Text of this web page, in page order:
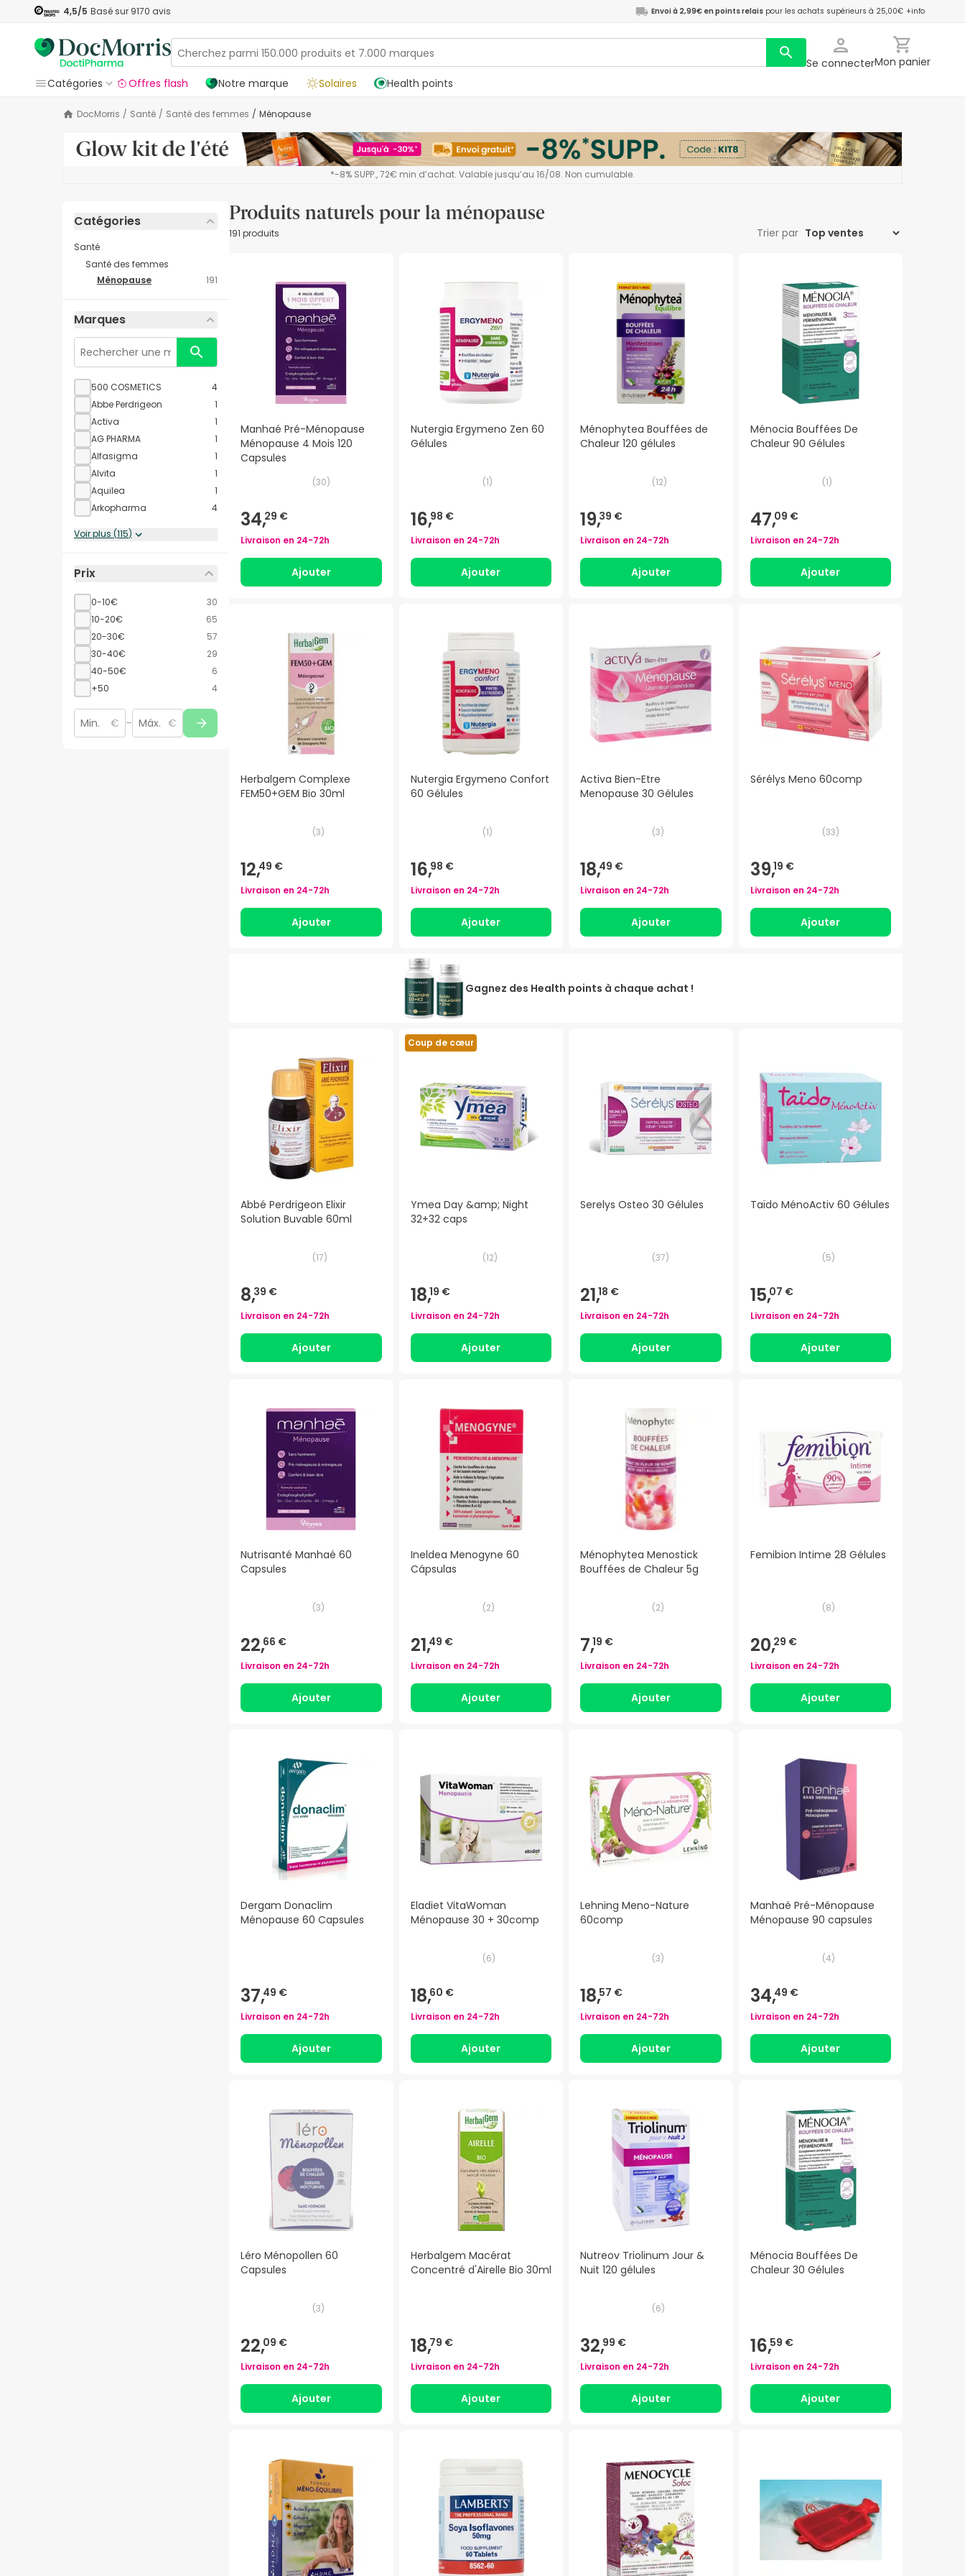
4,5/5 Basé sur 9170 avis Envoi à 2,99€ en points relais pour les achats supérieurs à 25,00€ +info
Se connecterMon panier
Catégories
Offres flash Notre marque Solaires Health points
DocMorris / Santé / Santé des femmes / Ménopause
*-8% SUPP., 72€ min d’achat. Valable jusqu’au 16/08. Non cumulable.
Catégories
Santé
Santé des femmes
Ménopause
191
Marques
500 COSMETICS
4
Abbe Perdrigeon
1
Activa
1
AG PHARMA
1
Alfasigma
1
Alvita
1
Aquilea
1
Arkopharma
4
Voir plus (115)
Prix
0-10€
30
10-20€
65
20-30€
57
30-40€
29
40-50€
6
+50
4
€ – €
Produits naturels pour la ménopause
191 produits Trier par
Manhaé Pré-Ménopause
Ménopause 4 Mois 120
Capsules
(30)
34,29 €
Livraison en 24-72h
Ajouter
Nutergia Ergymeno Zen 60
Gélules
(1)
16,98 €
Livraison en 24-72h
Ajouter
Ménophytea Bouffées de
Chaleur 120 gélules
(12)
19,39 €
Livraison en 24-72h
Ajouter
Ménocia Bouffées De
Chaleur 90 Gélules
(1)
47,09 €
Livraison en 24-72h
Ajouter
Herbalgem Complexe
FEM50+GEM Bio 30ml
(3)
12,49 €
Livraison en 24-72h
Ajouter
Nutergia Ergymeno Confort
60 Gélules
(1)
16,98 €
Livraison en 24-72h
Ajouter
Activa Bien-Etre
Menopause 30 Gélules
(3)
18,49 €
Livraison en 24-72h
Ajouter
Sérélys Meno 60comp
(33)
39,19 €
Livraison en 24-72h
Ajouter
Gagnez des Health points à chaque achat !
Abbé Perdrigeon Elixir
Solution Buvable 60ml
(17)
8,39 €
Livraison en 24-72h
Ajouter
Coup de cœur
Ymea Day &amp; Night
32+32 caps
(12)
18,19 €
Livraison en 24-72h
Ajouter
Serelys Osteo 30 Gélules
(37)
21,18 €
Livraison en 24-72h
Ajouter
Taïdo MénoActiv 60 Gélules
(5)
15,07 €
Livraison en 24-72h
Ajouter
Nutrisanté Manhaé 60
Capsules
(3)
22,66 €
Livraison en 24-72h
Ajouter
Ineldea Menogyne 60
Cápsulas
(2)
21,49 €
Livraison en 24-72h
Ajouter
Ménophytea Menostick
Bouffées de Chaleur 5g
(2)
7,19 €
Livraison en 24-72h
Ajouter
Femibion Intime 28 Gélules
(8)
20,29 €
Livraison en 24-72h
Ajouter
Dergam Donaclim
Ménopause 60 Capsules
37,49 €
Livraison en 24-72h
Ajouter
Eladiet VitaWoman
Ménopause 30 + 30comp
(6)
18,60 €
Livraison en 24-72h
Ajouter
Lehning Meno-Nature
60comp
(3)
18,57 €
Livraison en 24-72h
Ajouter
Manhaé Pré-Ménopause
Ménopause 90 capsules
(4)
34,49 €
Livraison en 24-72h
Ajouter
Léro Ménopollen 60
Capsules
(3)
22,09 €
Livraison en 24-72h
Ajouter
Herbalgem Macérat
Concentré d'Airelle Bio 30ml
18,79 €
Livraison en 24-72h
Ajouter
Nutreov Triolinum Jour &
Nuit 120 gélules
(6)
32,99 €
Livraison en 24-72h
Ajouter
Ménocia Bouffées De
Chaleur 30 Gélules
16,59 €
Livraison en 24-72h
Ajouter